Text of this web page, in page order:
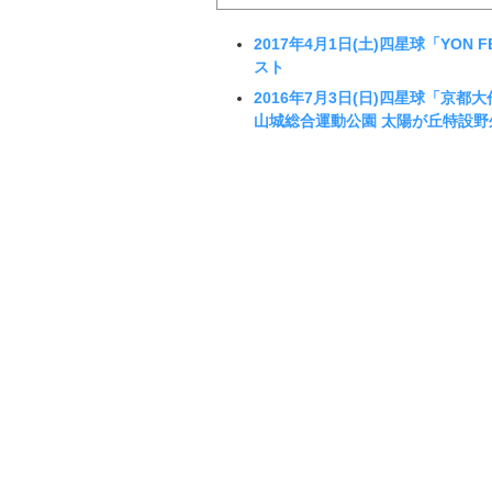
2017年4月1日(土)四星球「YON
スト
2016年7月3日(日)四星球「京都
山城総合運動公園 太陽が丘特設